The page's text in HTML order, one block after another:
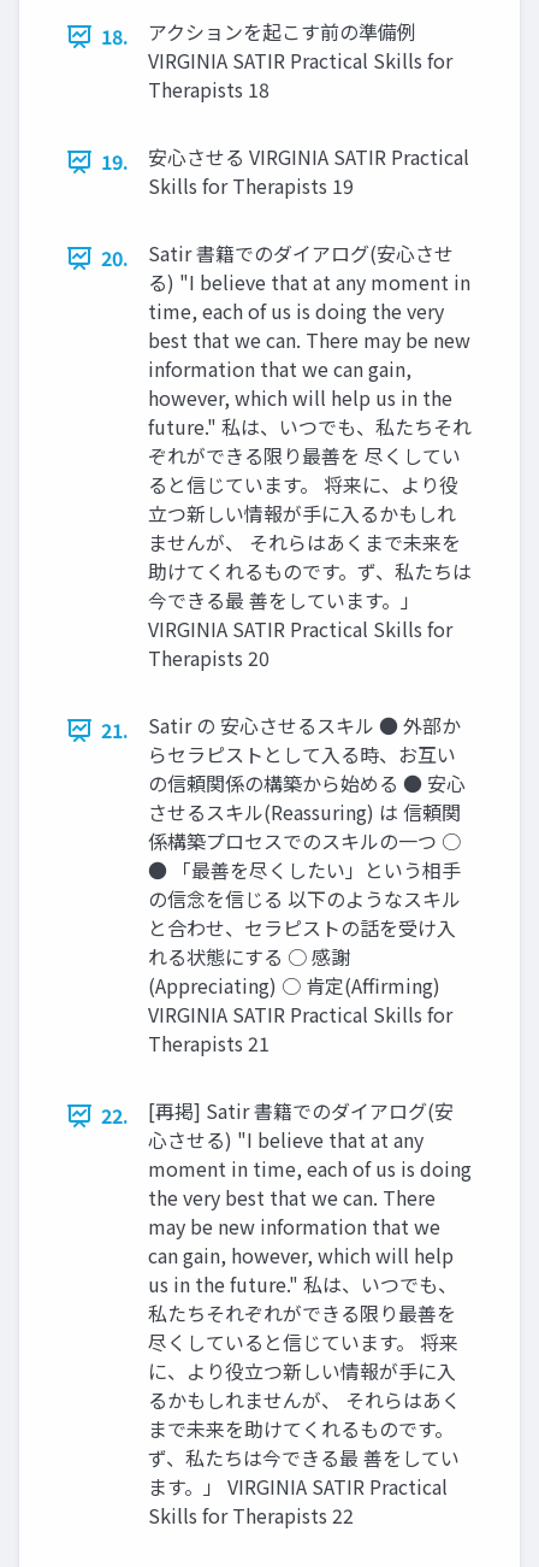
18.
アクションを起こす前の準備例
VIRGINIA SATIR Practical Skills for
Therapists 18
19.
安心させる VIRGINIA SATIR Practical
Skills for Therapists 19
20.
Satir 書籍でのダイアログ(安心させ
る) "I believe that at any moment in
time, each of us is doing the very
best that we can. There may be new
information that we can gain,
however, which will help us in the
future." 私は、いつでも、私たちそれ
ぞれができる限り最善を 尽くしてい
ると信じています。 将来に、より役
立つ新しい情報が手に入るかもしれ
ませんが、 それらはあくまで未来を
助けてくれるものです。ず、私たちは
今できる最 善をしています。」
VIRGINIA SATIR Practical Skills for
Therapists 20
21.
Satir の 安心させるスキル ● 外部か
らセラピストとして入る時、お互い
の信頼関係の構築から始める ● 安心
させるスキル(Reassuring) は 信頼関
係構築プロセスでのスキルの一つ ○
● 「最善を尽くしたい」という相手
の信念を信じる 以下のようなスキル
と合わせ、セラピストの話を受け入
れる状態にする ○ 感謝
(Appreciating) ○ 肯定(Aﬃrming)
VIRGINIA SATIR Practical Skills for
Therapists 21
22.
[再掲] Satir 書籍でのダイアログ(安
心させる) "I believe that at any
moment in time, each of us is doing
the very best that we can. There
may be new information that we
can gain, however, which will help
us in the future." 私は、いつでも、
私たちそれぞれができる限り最善を
尽くしていると信じています。 将来
に、より役立つ新しい情報が手に入
るかもしれませんが、 それらはあく
まで未来を助けてくれるものです。
ず、私たちは今できる最 善をしてい
ます。」 VIRGINIA SATIR Practical
Skills for Therapists 22